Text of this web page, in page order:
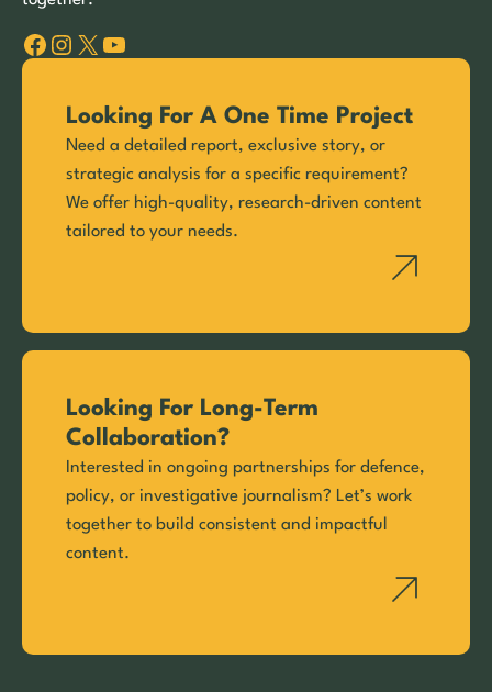
Facebook Instagram X YouTube
Looking For A One Time Project
Need a detailed report, exclusive story, or
strategic analysis for a specific requirement?
We offer high-quality, research-driven content
tailored to your needs.
Looking For Long-Term
Collaboration?
Interested in ongoing partnerships for defence,
policy, or investigative journalism? Let’s work
together to build consistent and impactful
content.